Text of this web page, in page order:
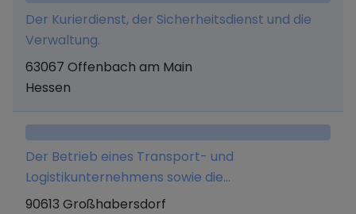
Der Kurierdienst, der Sicherheitsdienst und die
Verwaltung.
63067 Offenbach am Main
Hessen
Der Betrieb eines Transport- und
Logistikunternehmens sowie die
Fahrzeugvermietung an Selbstfahrer.
90613 Großhabersdorf